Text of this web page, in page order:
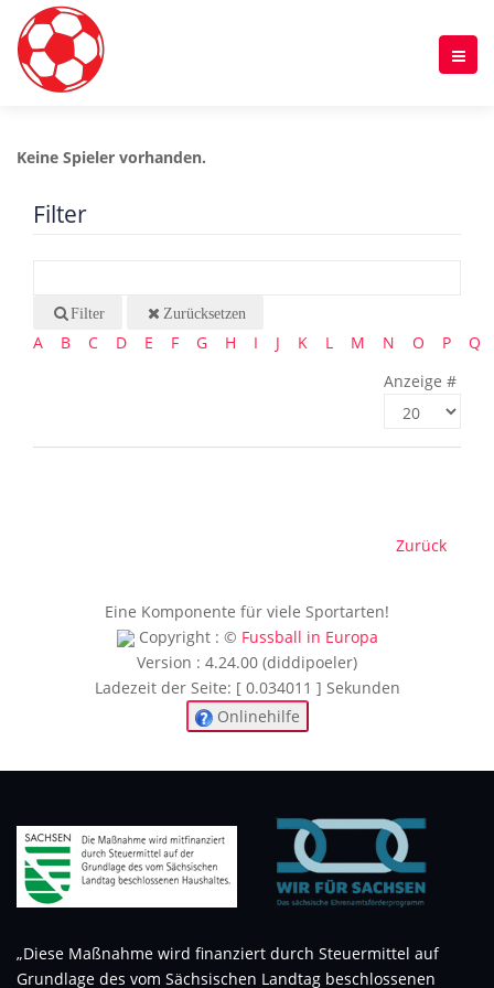
Keine Spieler vorhanden.
Filter
Filter Zurücksetzen
A B C D E F G H I J K L M N O P
Q
Anzeige #
Zurück
Eine Komponente für viele Sportarten!
Copyright : © Fussball in Europa
Version : 4.24.00 (diddipoeler)
Ladezeit der Seite: [ 0.034011 ] Sekunden
Onlinehilfe
„Diese Maßnahme wird finanziert durch Steuermittel auf
Grundlage des vom Sächsischen Landtag beschlossenen